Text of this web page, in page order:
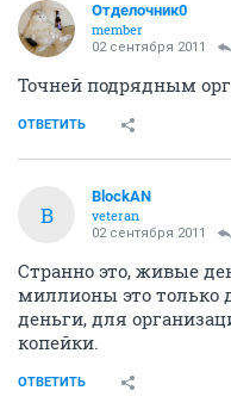
Отделочник0
member
02 сентября 2011
Точней подрядным
ОТВЕТИТЬ
B
BlockAN
veteran
02 сентября 2011
Странно это, живые
миллионы это только
деньги, для
копейки.
ОТВЕТИТЬ